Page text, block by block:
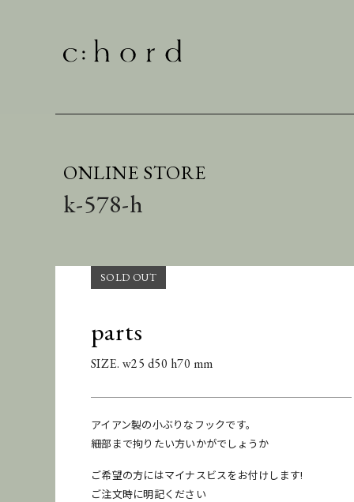
ONLINE STORE
k-578-h
parts
SIZE. w25 d50 h70 mm
アイアン製の小ぶりなフックです。
細部まで拘りたい方いかがでしょうか
ご希望の方にはマイナスビスをお付けします!
ご注文時に明記ください